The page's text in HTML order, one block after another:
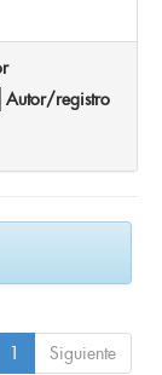
Autor/registro
1 Siguiente